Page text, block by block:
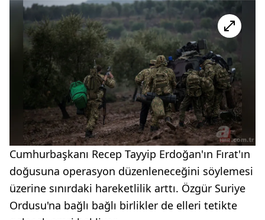
Cumhurbaşkanı Recep Tayyip Erdoğan'ın Fırat'ın
doğusuna operasyon düzenleneceğini söylemesi
üzerine sınırdaki hareketlilik arttı. Özgür Suriye
Ordusu'na bağlı bağlı birlikler de elleri tetikte